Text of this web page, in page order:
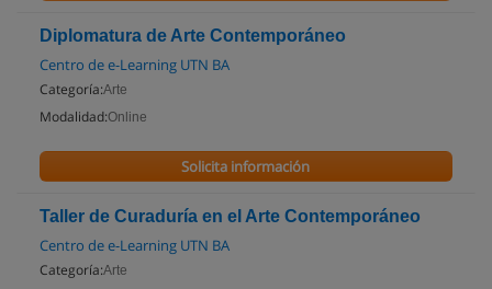
Diplomatura de Arte Contemporáneo
Centro de e-Learning UTN BA
Categoría:Arte
Modalidad:Online
Solicita información
Taller de Curaduría en el Arte Contemporáneo
Centro de e-Learning UTN BA
Categoría:Arte